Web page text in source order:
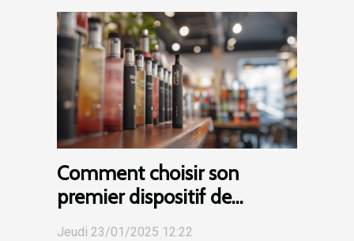
Comment choisir son
premier dispositif de
vapotage pour débutants
Jeudi 23/01/2025 12:22